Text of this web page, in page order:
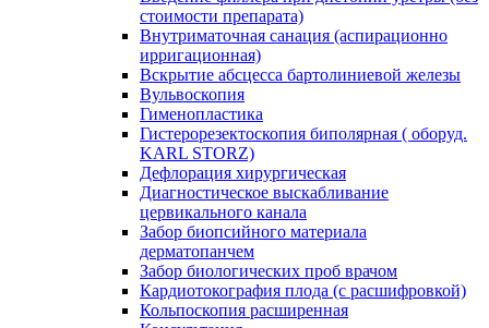
стоимости препарата)
Внутриматочная санация (аспирационно
ирригационная)
Вскрытие абсцесса бартолиниевой железы
Вульвоскопия
Гименопластика
Гистерорезектоскопия биполярная ( оборуд.
KARL STORZ)
Дефлорация хирургическая
Диагностическое выскабливание
цервикального канала
Забор биопсийного материала
дерматопанчем
Забор биологических проб врачом
Кардиотокография плода (с расшифровкой)
Кольпоскопия расширенная